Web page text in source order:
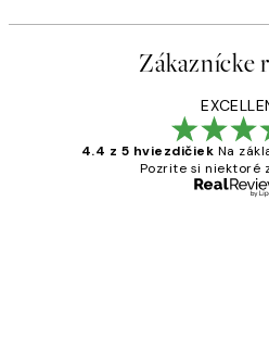
Zákaznícke
4.4 z 5 hviezdičiek Na
Pozrite si niektoré